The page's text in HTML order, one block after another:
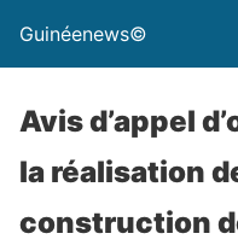
Guinéenews©
Avis d’appel
la réalisation
construction